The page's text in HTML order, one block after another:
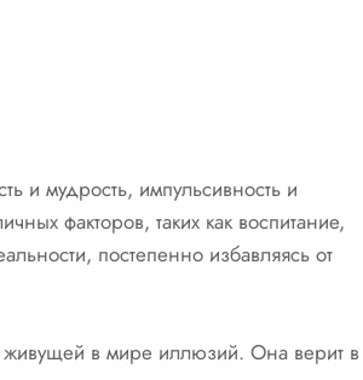
и мудрость, импульсивность и
факторов, таких как воспитание,
постепенно избавляясь от
живущей в мире иллюзий. Она верит в